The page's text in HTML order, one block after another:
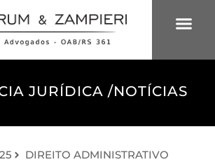
JURÍDICA /NOTÍCIAS
DIREITO ADMINISTRATIVO